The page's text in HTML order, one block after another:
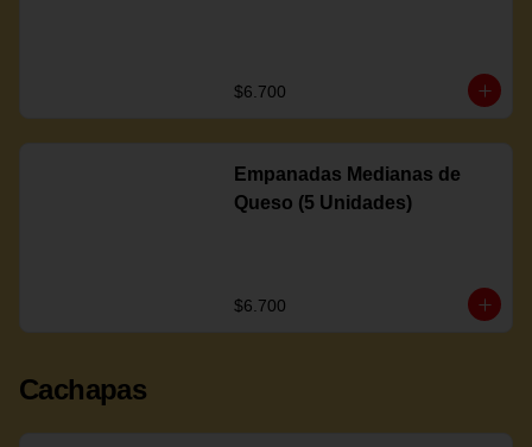
$6.700
Empanadas Medianas de
Queso (5 Unidades)
$6.700
Cachapas